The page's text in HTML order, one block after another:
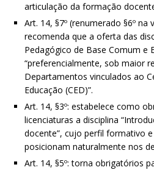
articulação da formação
Art. 14, §7º (renumerado §6º na
recomenda que a oferta das
Pedagógico de Base Comum e
“preferencialmente, sob maior
Departamentos vinculados ao
Educação (CED)”.
Art. 14, §3º: estabelece como
licenciaturas a disciplina
docente”, cujo perfil formativo
posicionam naturalmente nos
Art. 14, §5º: torna obrigatórios